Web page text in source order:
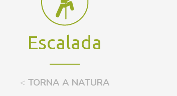
Escalada
< TORNA A NATURA